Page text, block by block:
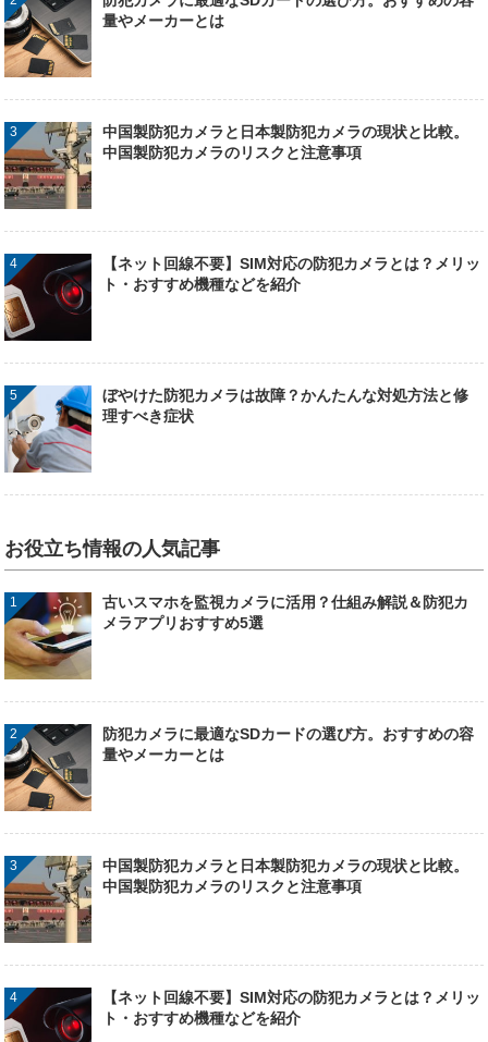
量やメーカーとは
中国製防犯カメラと日本製防犯カメラの現状と比較。
中国製防犯カメラのリスクと注意事項
【ネット回線不要】SIM対応の防犯カメラとは？メリッ
ト・おすすめ機種などを紹介
ぼやけた防犯カメラは故障？かんたんな対処方法と修
理すべき症状
お役立ち情報の人気記事
古いスマホを監視カメラに活用？仕組み解説＆防犯カ
メラアプリおすすめ5選
防犯カメラに最適なSDカードの選び方。おすすめの容
量やメーカーとは
中国製防犯カメラと日本製防犯カメラの現状と比較。
中国製防犯カメラのリスクと注意事項
【ネット回線不要】SIM対応の防犯カメラとは？メリッ
ト・おすすめ機種などを紹介